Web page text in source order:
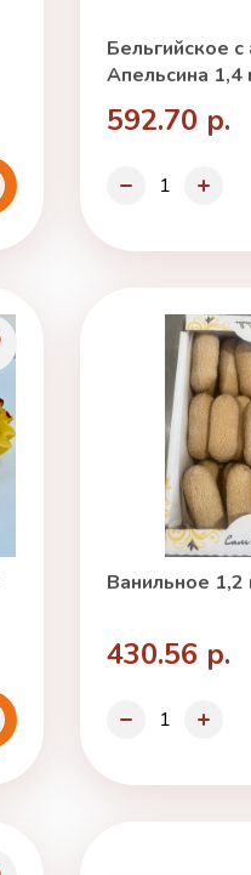
Бельгийское
Апельсина 1,4
592.70 р.
Ванильное 1,2
430.56 р.